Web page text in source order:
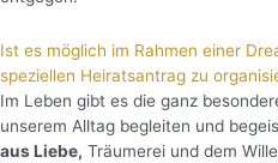
Ist es möglich im Rahmen einer
speziellen Heiratsantrag zu
Im Leben gibt es die ganz
unserem Alltag begleiten und
aus Liebe, Träumerei und dem